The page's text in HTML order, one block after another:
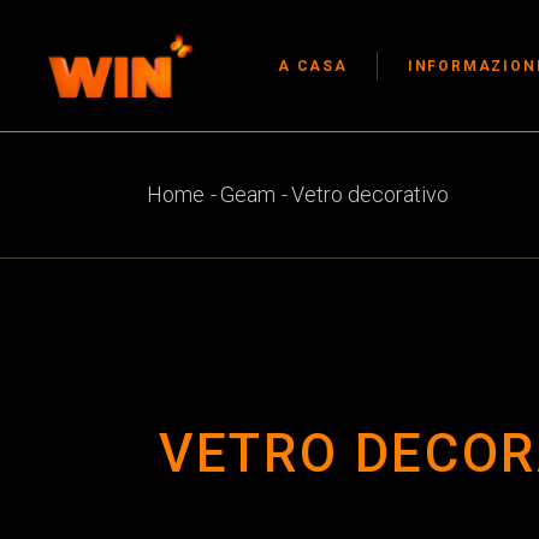
A CASA
Home Geam Vetro decorativo
VETRO